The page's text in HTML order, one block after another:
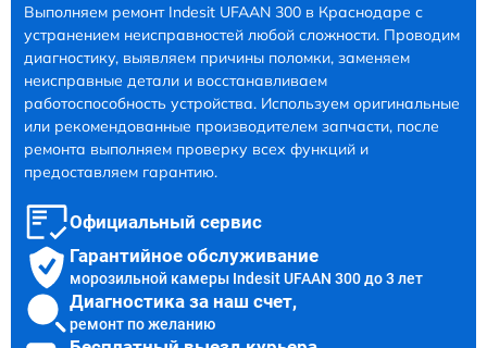
Выполняем ремонт Indesit UFAAN 300 в Краснодаре с
устранением неисправностей любой сложности. Проводим
диагностику, выявляем причины поломки, заменяем
неисправные детали и восстанавливаем
работоспособность устройства. Используем оригинальные
или рекомендованные производителем запчасти, после
ремонта выполняем проверку всех функций и
предоставляем гарантию.
Официальный сервис
Гарантийное обслуживание
морозильной камеры Indesit UFAAN 300 до 3 лет
Диагностика за наш счет,
ремонт по желанию